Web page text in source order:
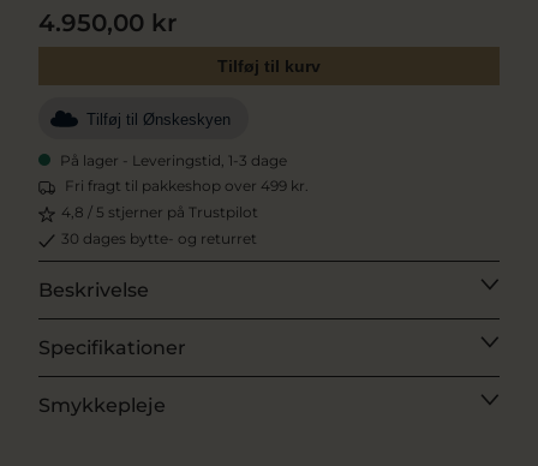
4.950,00 kr
Tilføj til kurv
Tilføj til Ønskeskyen
På lager - Leveringstid, 1-3 dage
Fri fragt til pakkeshop over 499 kr.
4,8 / 5 stjerner på Trustpilot
30 dages bytte- og returret
Beskrivelse
Specifikationer
Smykkepleje